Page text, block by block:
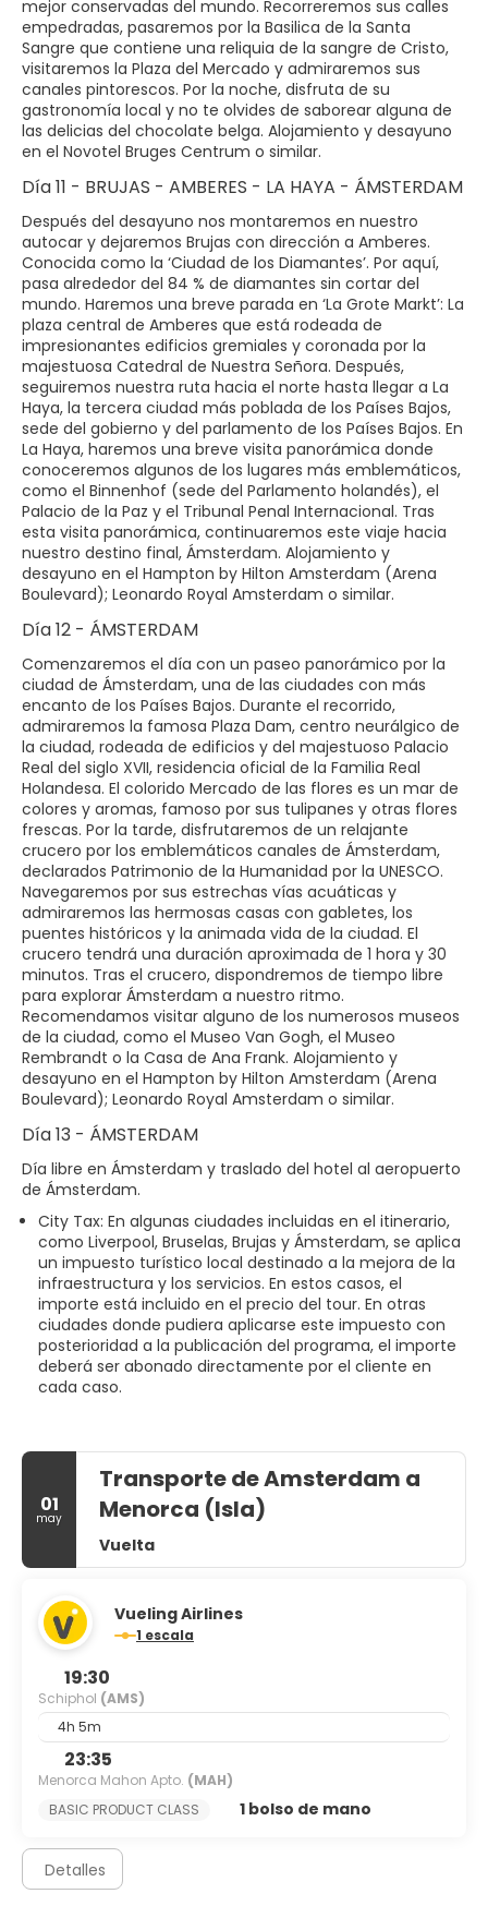
mejor conservadas del mundo. Recorreremos sus calles
empedradas, pasaremos por la Basilica de la Santa
Sangre que contiene una reliquia de la sangre de Cristo,
visitaremos la Plaza del Mercado y admiraremos sus
canales pintorescos. Por la noche, disfruta de su
gastronomía local y no te olvides de saborear alguna de
las delicias del chocolate belga. Alojamiento y desayuno
en el Novotel Bruges Centrum o similar.
Día 11 - BRUJAS - AMBERES - LA HAYA - ÁMSTERDAM
Después del desayuno nos montaremos en nuestro
autocar y dejaremos Brujas con dirección a Amberes.
Conocida como la ‘Ciudad de los Diamantes’. Por aquí,
pasa alrededor del 84 % de diamantes sin cortar del
mundo. Haremos una breve parada en ‘La Grote Markt’: La
plaza central de Amberes que está rodeada de
impresionantes edificios gremiales y coronada por la
majestuosa Catedral de Nuestra Señora. Después,
seguiremos nuestra ruta hacia el norte hasta llegar a La
Haya, la tercera ciudad más poblada de los Países Bajos,
sede del gobierno y del parlamento de los Países Bajos. En
La Haya, haremos una breve visita panorámica donde
conoceremos algunos de los lugares más emblemáticos,
como el Binnenhof (sede del Parlamento holandés), el
Palacio de la Paz y el Tribunal Penal Internacional. Tras
esta visita panorámica, continuaremos este viaje hacia
nuestro destino final, Ámsterdam. Alojamiento y
desayuno en el Hampton by Hilton Amsterdam (Arena
Boulevard); Leonardo Royal Amsterdam o similar.
Día 12 - ÁMSTERDAM
Comenzaremos el día con un paseo panorámico por la
ciudad de Ámsterdam, una de las ciudades con más
encanto de los Países Bajos. Durante el recorrido,
admiraremos la famosa Plaza Dam, centro neurálgico de
la ciudad, rodeada de edificios y del majestuoso Palacio
Real del siglo XVII, residencia oficial de la Familia Real
Holandesa. El colorido Mercado de las flores es un mar de
colores y aromas, famoso por sus tulipanes y otras flores
frescas. Por la tarde, disfrutaremos de un relajante
crucero por los emblemáticos canales de Ámsterdam,
declarados Patrimonio de la Humanidad por la UNESCO.
Navegaremos por sus estrechas vías acuáticas y
admiraremos las hermosas casas con gabletes, los
puentes históricos y la animada vida de la ciudad. El
crucero tendrá una duración aproximada de 1 hora y 30
minutos. Tras el crucero, dispondremos de tiempo libre
para explorar Ámsterdam a nuestro ritmo.
Recomendamos visitar alguno de los numerosos museos
de la ciudad, como el Museo Van Gogh, el Museo
Rembrandt o la Casa de Ana Frank. Alojamiento y
desayuno en el Hampton by Hilton Amsterdam (Arena
Boulevard); Leonardo Royal Amsterdam o similar.
Día 13 - ÁMSTERDAM
Día libre en Ámsterdam y traslado del hotel al aeropuerto
de Ámsterdam.
City Tax: En algunas ciudades incluidas en el itinerario,
como Liverpool, Bruselas, Brujas y Ámsterdam, se aplica
un impuesto turístico local destinado a la mejora de la
infraestructura y los servicios. En estos casos, el
importe está incluido en el precio del tour. En otras
ciudades donde pudiera aplicarse este impuesto con
posterioridad a la publicación del programa, el importe
deberá ser abonado directamente por el cliente en
cada caso.
01
may
Transporte de Amsterdam a
Menorca (Isla)
Vuelta
Vueling Airlines
1 escala
19:30
Schiphol (AMS)
4h 5m
23:35
Menorca Mahon Apto. (MAH)
BASIC PRODUCT CLASS
1 bolso de mano
Detalles